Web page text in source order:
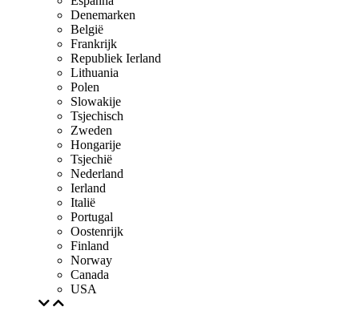
Denemarken
België
Frankrijk
Republiek Ierland
Lithuania
Polen
Slowakije
Tsjechisch
Zweden
Hongarije
Tsjechië
Nederland
Ierland
Italië
Portugal
Oostenrijk
Finland
Norway
Canada
USA